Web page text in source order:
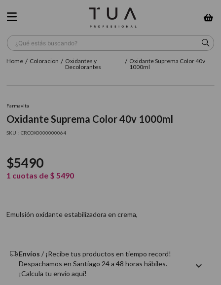
¿Qué estás buscando?
Coloracion
Oxidantes y
Decolorantes
Oxidante Suprema Color 40v
1000ml
Farmavita
Oxidante Suprema Color 40v 1000ml
: CRCOX0000000064
$5490
1 cuotas de $ 5490
Emulsión oxidante estabilizadora en crema,
Envíos / ¡Recibe tus productos en tiempo record!
Despachamos en Santiago 24 a 48 horas hábiles.
¡Calcula tu envío aquí!
TÉRMINOS MÁS BUSCADOS
2.
3. farmavita
5. cepillo
6. gama